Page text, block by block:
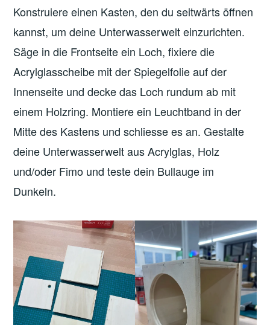
Konstruiere einen Kasten, den du seitwärts öffnen
kannst, um deine Unterwasserwelt einzurichten.
Säge in die Frontseite ein Loch, fixiere die
Acrylglasscheibe mit der Spiegelfolie auf der
Innenseite und decke das Loch rundum ab mit
einem Holzring. Montiere ein Leuchtband in der
Mitte des Kastens und schliesse es an. Gestalte
deine Unterwasserwelt aus Acrylglas, Holz
und/oder Fimo und teste dein Bullauge im
Dunkeln.